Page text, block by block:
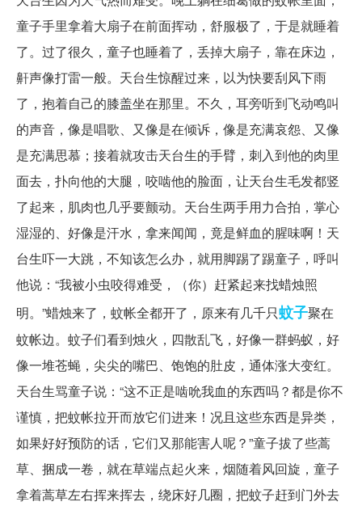
童子手里拿着大扇子在前面挥动，舒服极了，于是就睡着
了。过了很久，童子也睡着了，丢掉大扇子，靠在床边，
鼾声像打雷一般。天台生惊醒过来，以为快要刮风下雨
了，抱着自己的膝盖坐在那里。不久，耳旁听到飞动鸣叫
的声音，像是唱歌、又像是在倾诉，像是充满哀怨、又像
是充满思慕；接着就攻击天台生的手臂，刺入到他的肉里
面去，扑向他的大腿，咬啮他的脸面，让天台生毛发都竖
了起来，肌肉也几乎要颤动。天台生两手用力合拍，掌心
湿湿的、好像是汗水，拿来闻闻，竟是鲜血的腥味啊！天
台生吓一大跳，不知该怎么办，就用脚踢了踢童子，呼叫
他说：“我被小虫咬得难受，（你）赶紧起来找蜡烛照
明。”蜡烛来了，蚊帐全都开了，原来有几千只蚊子聚在
蚊帐边。蚊子们看到烛火，四散乱飞，好像一群蚂蚁，好
像一堆苍蝇，尖尖的嘴巴、饱饱的肚皮，通体涨大变红。
天台生骂童子说：“这不正是啮吮我血的东西吗？都是你不
谨慎，把蚊帐拉开而放它们进来！况且这些东西是异类，
如果好好预防的话，它们又那能害人呢？”童子拔了些蒿
草、捆成一卷，就在草端点起火来，烟随着风回旋，童子
拿着蒿草左右挥来挥去，绕床好几圈，把蚊子赶到门外去